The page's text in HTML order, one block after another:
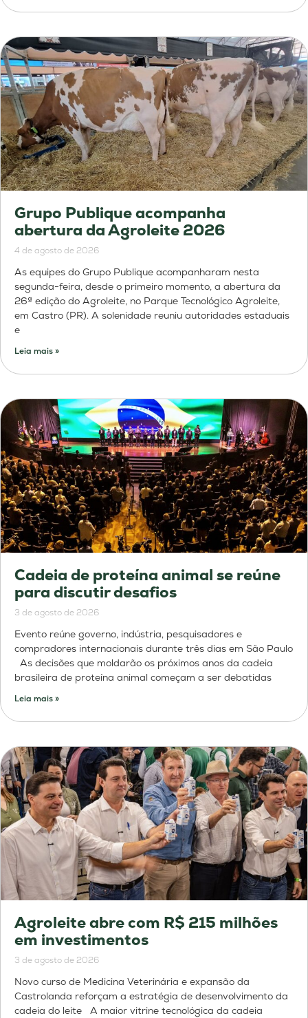
Grupo Publique acompanha
abertura da Agroleite 2026
4 de agosto de 2026
As equipes do Grupo Publique acompanharam nesta
segunda-feira, desde o primeiro momento, a abertura da
26ª edição do Agroleite, no Parque Tecnológico Agroleite,
em Castro (PR). A solenidade reuniu autoridades estaduais
e
Leia mais »
Cadeia de proteína animal se reúne
para discutir desafios
3 de agosto de 2026
Evento reúne governo, indústria, pesquisadores e
compradores internacionais durante três dias em São Paulo
As decisões que moldarão os próximos anos da cadeia
brasileira de proteína animal começam a ser debatidas
Leia mais »
Agroleite abre com R$ 215 milhões
em investimentos
3 de agosto de 2026
Novo curso de Medicina Veterinária e expansão da
Castrolanda reforçam a estratégia de desenvolvimento da
cadeia do leite A maior vitrine tecnológica da cadeia